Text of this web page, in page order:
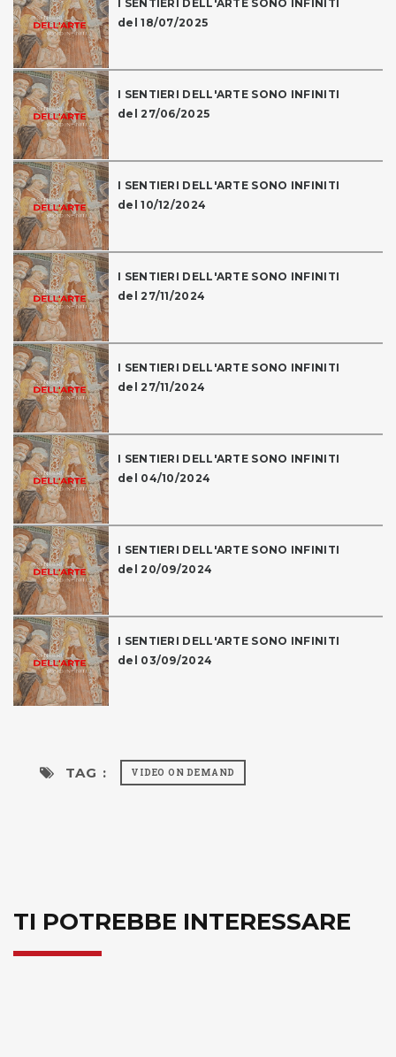
I SENTIERI DELL'ARTE SONO INFINITI
del 18/07/2025
I SENTIERI DELL'ARTE SONO INFINITI
del 27/06/2025
I SENTIERI DELL'ARTE SONO INFINITI
del 10/12/2024
I SENTIERI DELL'ARTE SONO INFINITI
del 27/11/2024
I SENTIERI DELL'ARTE SONO INFINITI
del 27/11/2024
I SENTIERI DELL'ARTE SONO INFINITI
del 04/10/2024
I SENTIERI DELL'ARTE SONO INFINITI
del 20/09/2024
I SENTIERI DELL'ARTE SONO INFINITI
del 03/09/2024
TAG : VIDEO ON DEMAND
TI POTREBBE INTERESSARE